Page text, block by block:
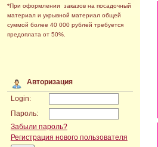
*При оформлении заказов на посадочный
материал и укрывной материал общей
суммой более 40 000 рублей требуется
предоплата от 50%.
Авторизация
Login:
Пароль:
Забыли пароль?
Регистрация нового пользователя